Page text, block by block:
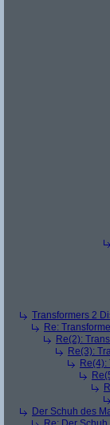
Transformers 2
Re:
Re(2):
Re(3):
Re(4):
Der Schuh des